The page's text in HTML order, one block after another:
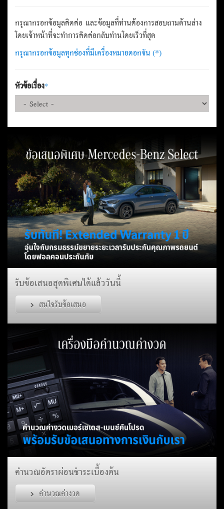
กรุณากรอกข้อมูลติดต่อ และข้อมูลที่ท่านต้องการสอบถามด้านล่าง
โดยเจ้าหน้าที่จะทำการติดต่อกลับท่านโดยเร็วที่สุด
กรุณากรอกข้อมูลทุกช่องที่มีเครื่องหมายดอกจัน (*)
หัวข้อเรื่อง*
รับข้อเสนอสุดพิเศษได้แล้ววันนี้
สนใจรับข้อเสนอ
คำนวณอัตราผ่อนชำระเบื้องต้น
คำนวณค่างวด